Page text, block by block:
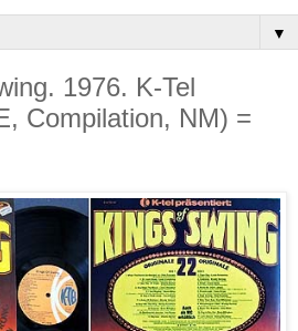
▼
1976. K-Tel
Compilation, NM) =